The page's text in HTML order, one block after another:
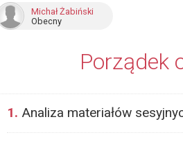
Michał Żabiński
Obecny
Porządek
1. Analiza materiałów